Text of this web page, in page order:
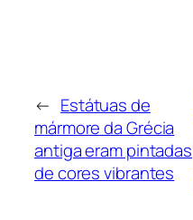
← Estátuas de
mármore da Grécia
antiga eram pintadas
de cores vibrantes